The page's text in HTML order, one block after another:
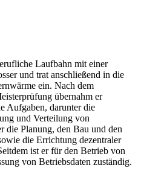
Laufbahn mit einer
und trat anschließend in die
ein. Nach dem
übernahm er
Aufgaben, darunter die
und Verteilung von
die Planung, den Bau und den
die Errichtung dezentraler
ist er für den Betrieb von
von Betriebsdaten zuständig.